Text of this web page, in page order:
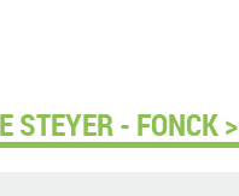
STEYER - FONCK >